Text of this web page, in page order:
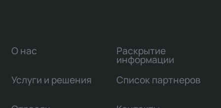
О нас
Услуги и решения
Раскрытие
информации
Список партнеров